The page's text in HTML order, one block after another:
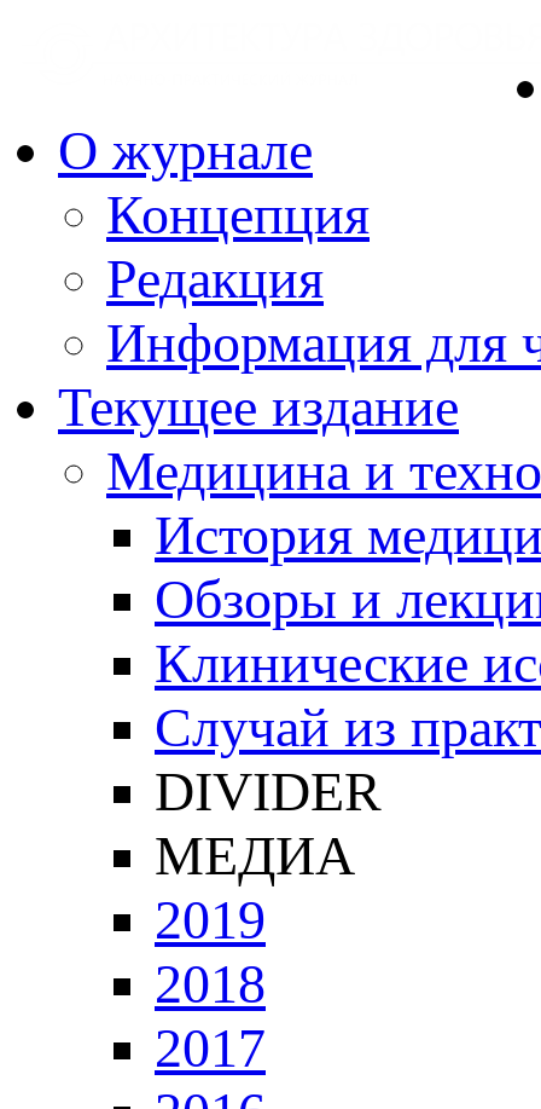
О журнале
Концепция
Редакция
Информация для
Текущее издание
Медицина и
История
Обзоры и
Клинические
Случай из
DIVIDER
МЕДИА
2019
2018
2017